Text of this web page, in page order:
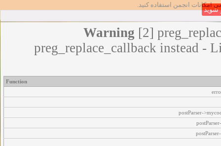
امکانات انجمن استفاده کنید.
Warning [2]
preg_replace_callback instead -
Function
postParser-